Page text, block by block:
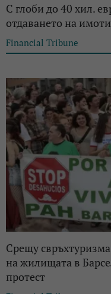
С глоби до 40 хил.
отдаването на
Financial Tribune
Срещу
на жилищата в
протест